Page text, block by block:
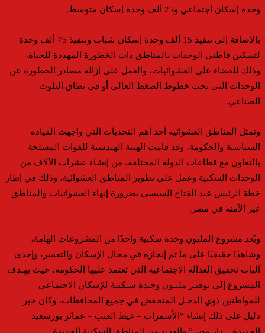
وحدة إسكان اجتماعي و25 ألف وحدة إسكان متوسط.
بالإضافة إلى تنفيذ 15 ألف وحدة إسكان شباب وتنفيذ 75 ألف وحدة
لتسكين قاطني الوحدات بالمناطق ذات الخطورة المهددة للحياة،
وذلك للقضاء على العشوائيات، والعمل على إزالة مصادر الخطورة عن
الوحدات التي تحت خطوط الضغط العالي أو في نطاق التلوث
الصناعي.
وتمثل المناطق العشوائية أحد أهم التحديات التي واجهت القيادة
السياسية والحكومة، وقد قامت الهيئة الهندسية للقوات المسلحة
بالتعاون مع قطاعات الدولة المختلفة، من إنشاء عشرات الآلاف من
الوحدات السكنية وعمل على تطوير المناطق العشوائية، وذلك في إطار
خطة الرئيس عبد الفتاح السيسي بضرورة إنهاء العشوائيات والمناطق
غير الآمنة في مصر.
ويُعد مشروع المليون وحدة سكنية واحدًا من المشروعات الهامة،
وشاهدًا حقيقيًا على ما تم إنجازه في مجال الإسكان والتعمير، وإحدى
آليات تحقيق العدالة الاجتماعية التي تعتمد عليها الحكومة، حيث يهـدف
المشروع إلى توفيـر مليـون وحـدة سـكنية للإسكان الاجتماعي
للمواطنين ذوي الدخـل المنخفض في جميع المحافظات، وكان خير
دليل على ذلك إنشاء “الأسمرات – غيط العنب – عمائر بورسعيد